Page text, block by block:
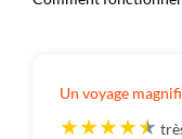
Un voyage